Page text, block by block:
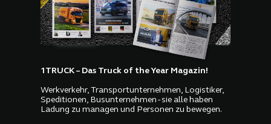
1TRUCK – Das Truck of the Year Magazin!
Werkverkehr, Transportunternehmen, Logistiker,
Speditionen, Busunternehmen - sie alle haben
Ladung zu managen und Personen zu bewegen.